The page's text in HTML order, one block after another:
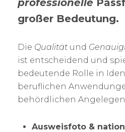
professionelle
großer Bedeutung.
Die Qualität und
ist entscheidend und
bedeutende Rolle in
beruflichen
behördlichen
Ausweisfoto &